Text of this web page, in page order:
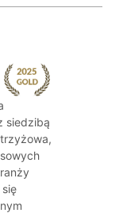
siedzibą